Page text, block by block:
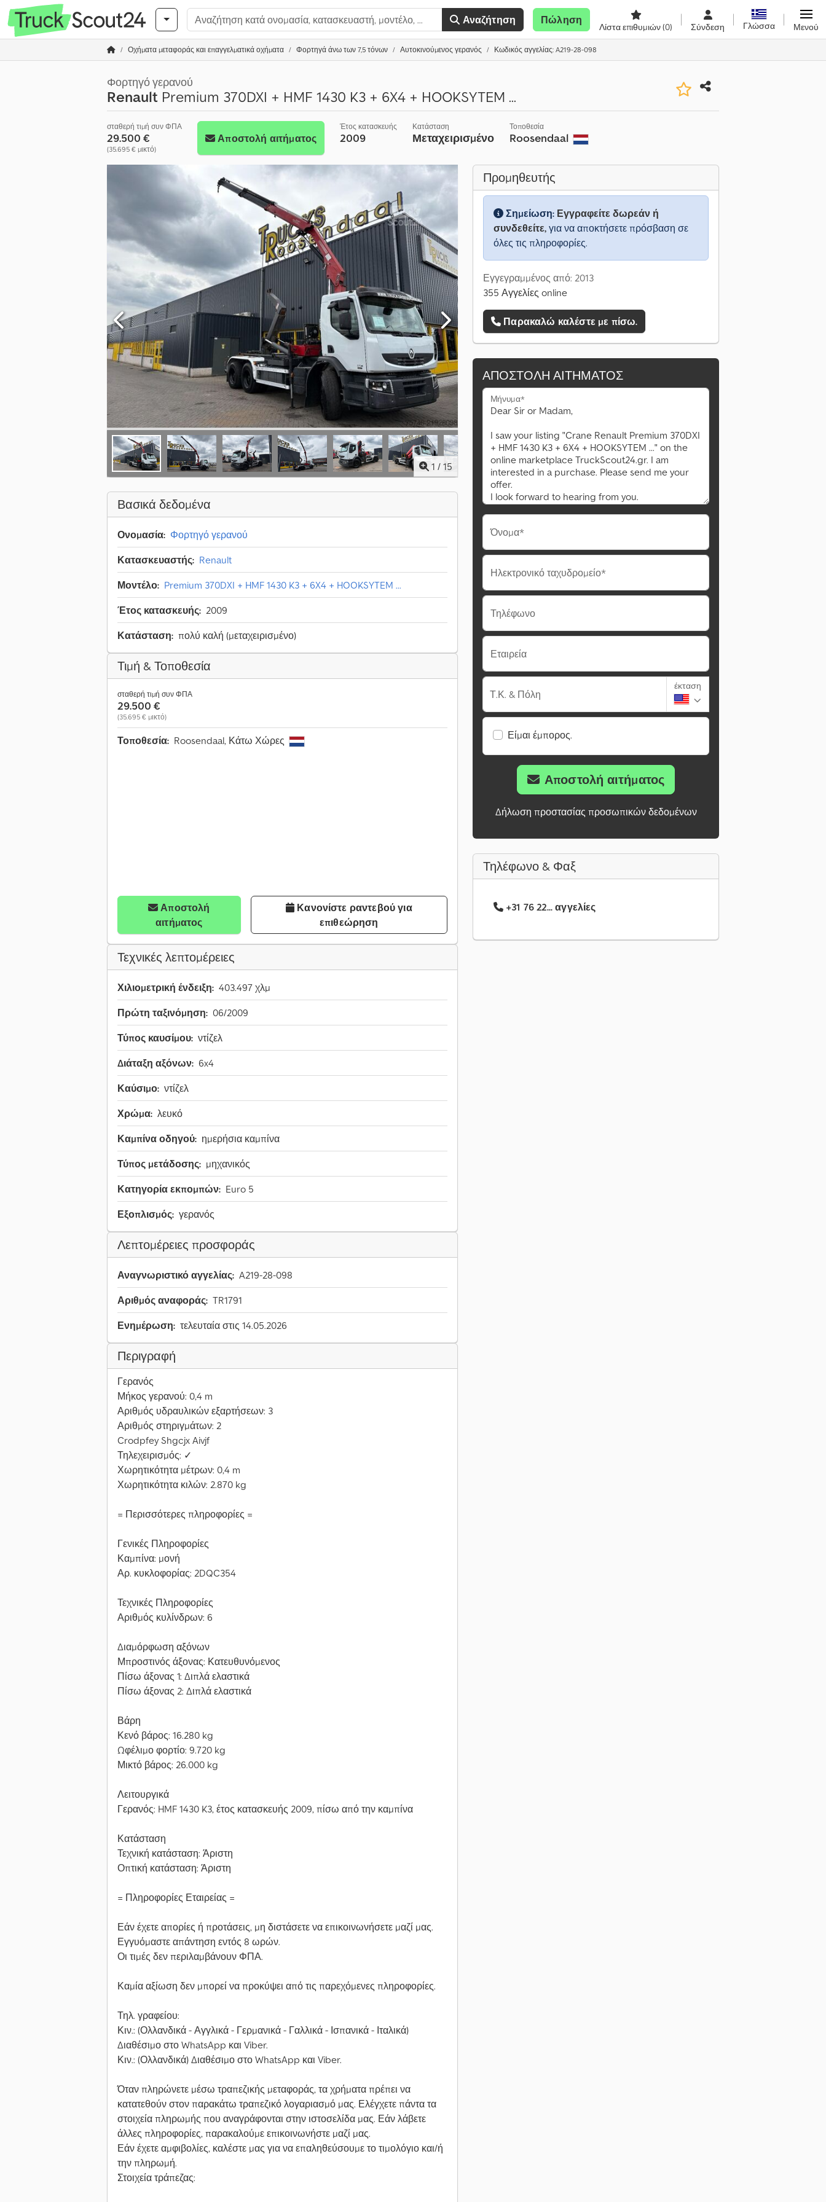
Αναζήτηση Πώληση
Λίστα επιθυμιών(0) Σύνδεση Γλώσσα Μενού
Οχήματα μεταφοράς και επαγγελματικά οχήματα Φορτηγά άνω των 7,5 τόνων Αυτοκινούμενος γερανός Κωδικός αγγελίας: A219-28-098
Φορτηγό γερανού
Renault Premium 370DXI + HMF 1430 K3 + 6X4 + HOOKSYTEM ...
σταθερή τιμή συν ΦΠΑ
29.500 €
(35.695 € μικτό)
Αποστολή αιτήματος
Έτος κατασκευής
2009
Κατάσταση
Μεταχειρισμένο
Τοποθεσία
Roosendaal
1 / 15
Βασικά δεδομένα
Ονομασία: Φορτηγό γερανού
Κατασκευαστής: Renault
Μοντέλο: Premium 370DXI + HMF 1430 K3 + 6X4 + HOOKSYTEM ...
Έτος κατασκευής: 2009
Κατάσταση: πολύ καλή (μεταχειρισμένο)
Τιμή & Τοποθεσία
σταθερή τιμή συν ΦΠΑ
29.500 €
(35.695 € μικτό)
Τοποθεσία: Roosendaal, Κάτω Χώρες
Αποστολή
αιτήματος
επιθεώρηση
Τεχνικές λεπτομέρειες
Χιλιομετρική ένδειξη: 403.497 χλμ
Πρώτη ταξινόμηση: 06/2009
Τύπος καυσίμου: ντίζελ
Διάταξη αξόνων: 6x4
Καύσιμο: ντίζελ
Χρώμα: λευκό
Καμπίνα οδηγού: ημερήσια καμπίνα
Τύπος μετάδοσης: μηχανικός
Κατηγορία εκπομπών: Euro 5
Εξοπλισμός: γερανός
Λεπτομέρειες προσφοράς
Αναγνωριστικό αγγελίας: A219-28-098
Αριθμός αναφοράς: TR1791
Ενημέρωση: τελευταία στις 14.05.2026
Περιγραφή
Γερανός
Μήκος γερανού: 0,4 m
Αριθμός υδραυλικών εξαρτήσεων: 3
Αριθμός στηριγμάτων: 2
Crodpfey Shgcjx Aivjf
Τηλεχειρισμός: ✓
Χωρητικότητα μέτρων: 0,4 m
Χωρητικότητα κιλών: 2.870 kg
= Περισσότερες πληροφορίες =
Γενικές Πληροφορίες
Καμπίνα: μονή
Αρ. κυκλοφορίας: 2DQC354
Τεχνικές Πληροφορίες
Αριθμός κυλίνδρων: 6
Διαμόρφωση αξόνων
Μπροστινός άξονας: Κατευθυνόμενος
Πίσω άξονας 1: Διπλά ελαστικά
Πίσω άξονας 2: Διπλά ελαστικά
Βάρη
Κενό βάρος: 16.280 kg
Ωφέλιμο φορτίο: 9.720 kg
Μικτό βάρος: 26.000 kg
Λειτουργικά
Γερανός: HMF 1430 K3, έτος κατασκευής 2009, πίσω από την καμπίνα
Κατάσταση
Τεχνική κατάσταση: Άριστη
Οπτική κατάσταση: Άριστη
= Πληροφορίες Εταιρείας =
Εάν έχετε απορίες ή προτάσεις, μη διστάσετε να επικοινωνήσετε μαζί μας.
Εγγυόμαστε απάντηση εντός 8 ωρών.
Οι τιμές δεν περιλαμβάνουν ΦΠΑ.
Καμία αξίωση δεν μπορεί να προκύψει από τις παρεχόμενες πληροφορίες.
Τηλ. γραφείου:
Κιν.: (Ολλανδικά - Αγγλικά - Γερμανικά - Γαλλικά - Ισπανικά - Ιταλικά)
Διαθέσιμο στο WhatsApp και Viber.
Κιν.: (Ολλανδικά) Διαθέσιμο στο WhatsApp και Viber.
Όταν πληρώνετε μέσω τραπεζικής μεταφοράς, τα χρήματα πρέπει να
κατατεθούν στον παρακάτω τραπεζικό λογαριασμό μας. Ελέγχετε πάντα τα
στοιχεία πληρωμής που αναγράφονται στην ιστοσελίδα μας. Εάν λάβετε
άλλες πληροφορίες, παρακαλούμε επικοινωνήστε μαζί μας.
Εάν έχετε αμφιβολίες, καλέστε μας για να επαληθεύσουμε το τιμολόγιο και/ή
την πληρωμή.
Στοιχεία τράπεζας:
Προμηθευτής
Σημείωση: Εγγραφείτε δωρεάν ή
συνδεθείτε, για να αποκτήσετε πρόσβαση σε
όλες τις πληροφορίες.
Εγγεγραμμένος από: 2013
355 Αγγελίες online
Παρακαλώ καλέστε με πίσω.
ΑΠΟΣΤΟΛΉ ΑΙΤΉΜΑΤΟΣ
Μήνυμα*
Όνομα*
Ηλεκτρονικό ταχυδρομείο*
Τηλέφωνο
Εταιρεία
Τ.Κ. & Πόλη
έκταση
Είμαι έμπορος.
Αποστολή αιτήματος
Δήλωση προστασίας προσωπικών δεδομένων
Τηλέφωνο & Φαξ
+31 76 22... αγγελίες